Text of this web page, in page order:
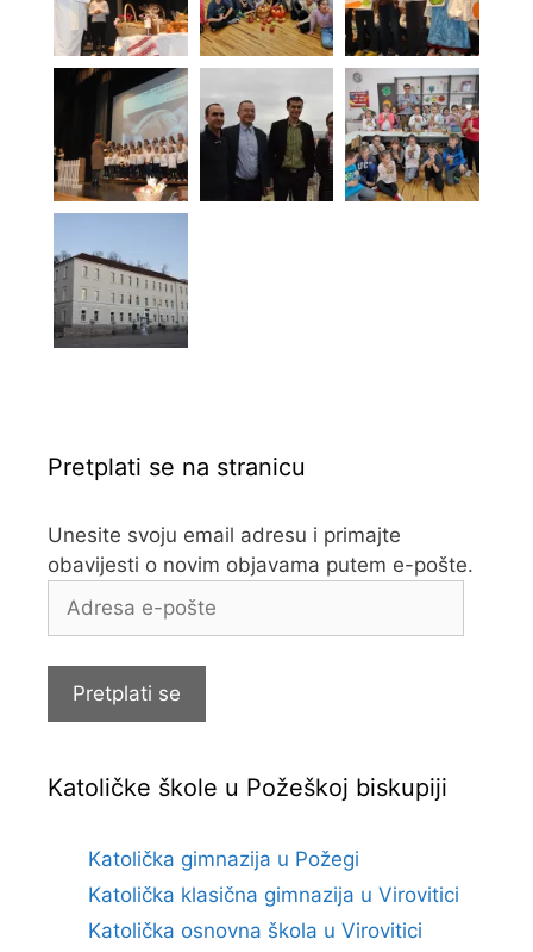
Pretplati se na stranicu
Unesite svoju email adresu i primajte
obavijesti o novim objavama putem e-pošte.
e-
Pretplati se
Katoličke škole u Požeškoj biskupiji
Katolička gimnazija u Požegi
Katolička klasična gimnazija u Virovitici
Katolička osnovna škola u Virovitici